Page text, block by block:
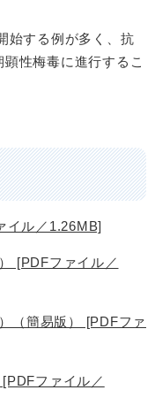
する例が多く、抗
性梅毒に進行するこ
イル／1.26MB]
[PDFファイル／
（簡易版） [PDFファ
ファイル／